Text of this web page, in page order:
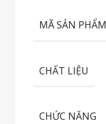
MÃ SẢN PHẨM
CHẤT LIỆU
CHỨC NĂNG